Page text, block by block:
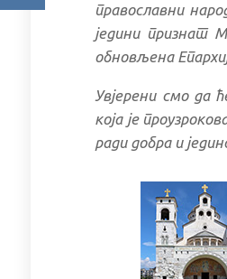
православни
једини признат
обновљена
Увјерени смо да
која је
ради добра и